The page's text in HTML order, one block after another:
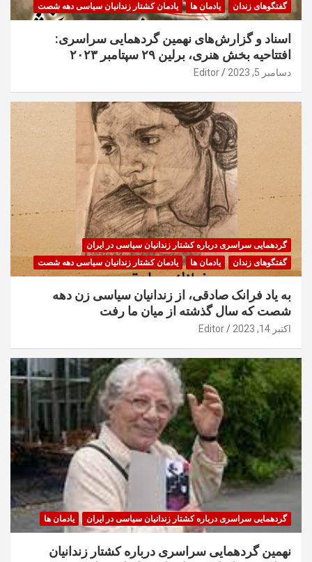
گفتگوهای زندان
یادمان ها یادمان کشتار زندانیان سیاسی دهه شصت
اسناد و گزارش‌های نهمین گردهمایی سراسری:
افتتاحیه بخش هنری، برلین ۲۹ سپتامبر ۲۰۲۳
دسامبر 5, 2023 Editor
گردهمایی سراسری درباره کشتار زندانیان سیاسی در ایران
گفتگوهای زندان
یادمان ها یادمان کشتار زندانیان سیاسی دهه شصت
به یاد فرانک صادقی، از زندانیان سیاسی زن دهه
شصت که سال گذشته از میان ما رفت
اکتبر 14, 2023 Editor
گردهمایی سراسری درباره کشتار زندانیان سیاسی در ایران یادمان ها
نهمین گردهمایی سراسری درباره کشتار زندانیان